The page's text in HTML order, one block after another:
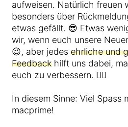
aufweisen. Natürlich freuen
besonders über
etwas gefällt. 😎 Etwas
wir, wenn euch unsere
😉, aber jedes ehrliche und
Feedback hilft uns dabei,
euch zu verbessern. 👌🏼
In diesem Sinne: Viel Spass
macprime!